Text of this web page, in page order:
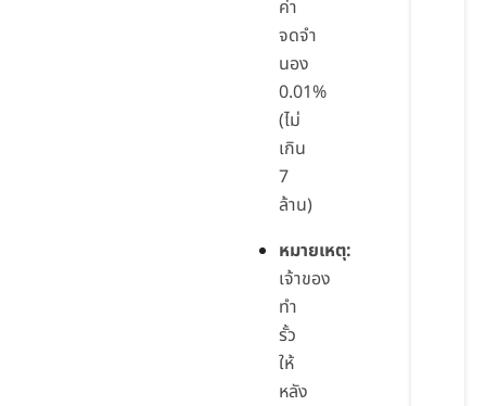
ค่า
จดจำ
นอง
0.01%
(ไม่
เกิน
7
ล้าน)
หมายเหตุ:
เจ้าของ
ทำ
รั้ว
ให้
หลัง